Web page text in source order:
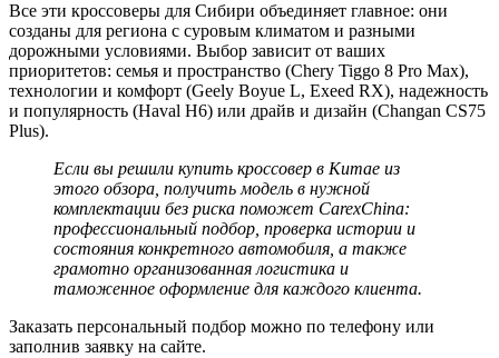
Все эти кроссоверы для Сибири объединяет главное: они
созданы для региона с суровым климатом и разными
дорожными условиями. Выбор зависит от ваших
приоритетов: семья и пространство (Chery Tiggo 8 Pro Max),
технологии и комфорт (Geely Boyue L, Exeed RX), надежность
и популярность (Haval H6) или драйв и дизайн (Changan CS75
Plus).
Если вы решили купить кроссовер в Китае из
этого обзора, получить модель в нужной
комплектации без риска поможет CarexChina:
профессиональный подбор, проверка истории и
состояния конкретного автомобиля, а также
грамотно организованная логистика и
таможенное оформление для каждого клиента.
Заказать персональный подбор можно по телефону или
заполнив заявку на сайте.